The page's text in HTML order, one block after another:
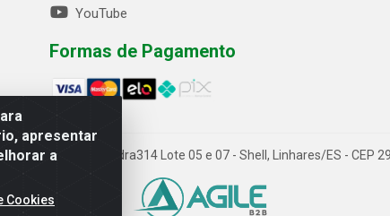
apresentar
a
Cookies
YouTube
Formas de Pagamento
Alegre, 2521 - Quadra314 Lote 05 e 07 - Shell, Linhares/ES - CEP